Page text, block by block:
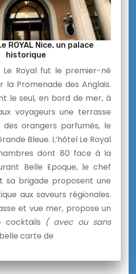
ROYAL Nice, un palace
historique
Le Royal fut le premier-né
la Promenade des Anglais.
le seul, en bord de mer, à
voyageurs une terrasse
orangers parfumés, le
Bleue. L’hôtel Le Royal
dont 80 face à la
Belle Epoque, le chef
sa brigade proposent une
aux saveurs régionales.
et vue mer, propose un
cocktails ( avec ou sans
carte de